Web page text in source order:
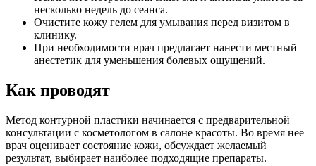
несколько недель до сеанса.
Очистите кожу гелем для умывания перед визитом в
клинику.
При необходимости врач предлагает нанести местный
анестетик для уменьшения болевых ощущений.
Как проводят
Метод контурной пластики начинается с предварительной
консультации с косметологом в салоне красоты. Во время нее
врач оценивает состояние кожи, обсуждает желаемый
результат, выбирает наиболее подходящие препараты.